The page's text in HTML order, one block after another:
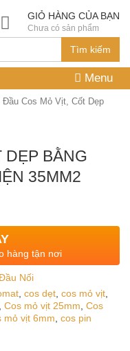
Tìm kiếm
GIỎ HÀNG CỦA BẠN
Chưa có sản phẩm
Menu
Đầu Cos Mỏ Vịt, Cốt Dẹp
DẸP BẰNG
35MM2
hàng tận nơi
Nối
, cos dẹt, cos mỏ vịt,
, Cos mỏ vịt 25mm, Cos
mỏ vịt 6mm, cos pin